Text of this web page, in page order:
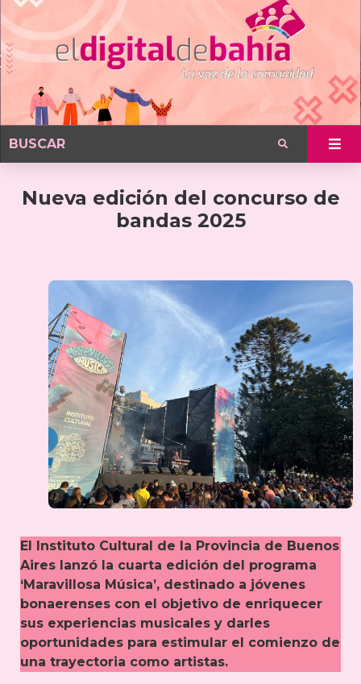
Nueva edición del concurso de
bandas 2025
El Instituto Cultural de la Provincia de Buenos
Aires lanzó la cuarta edición del programa
‘Maravillosa Música’, destinado a jóvenes
bonaerenses con el objetivo de enriquecer
sus experiencias musicales y darles
oportunidades para estimular el comienzo de
una trayectoria como artistas.